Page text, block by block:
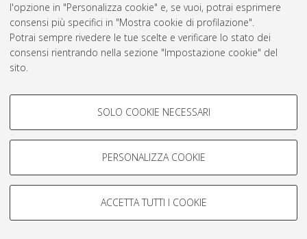
l'opzione in "Personalizza cookie" e, se vuoi, potrai esprimere
consensi più specifici in "Mostra cookie di profilazione".
Potrai sempre rivedere le tue scelte e verificare lo stato dei
consensi rientrando nella sezione "Impostazione cookie" del
sito.
COOKIE DI PROFILAZIONE -
Si tratta di cookie utilizzati per analizzare le caratteristiche della
navigazione degli utenti, creare profili in base al loro comportamento
Mostra cookie di profilazione
COOKIE TECNICI - NECESSARI
SOLO COOKIE NECESSARI
PERSONALIZZA COOKIE
ACCETTA TUTTI I COOKIE
Rss 2.0
AMS Laurea
Servizio implementato e gestito da
Impostazioni Cookie
Informativa sulla privacy
© ALMA MATER STUDIORUM - Università di Bologna, 2007-2026.